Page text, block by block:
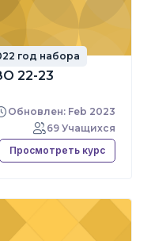
год набора
22-23
Обновлен: Feb 2023
69 Учащихся
Просмотреть курс